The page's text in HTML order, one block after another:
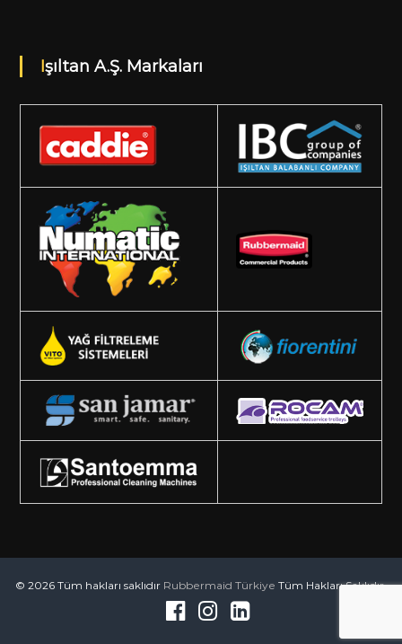
Işıltan A.Ş. Markaları
© 2026 Tüm hakları saklıdır Rubbermaid Türkiye Tüm Hakları Saklıdır.